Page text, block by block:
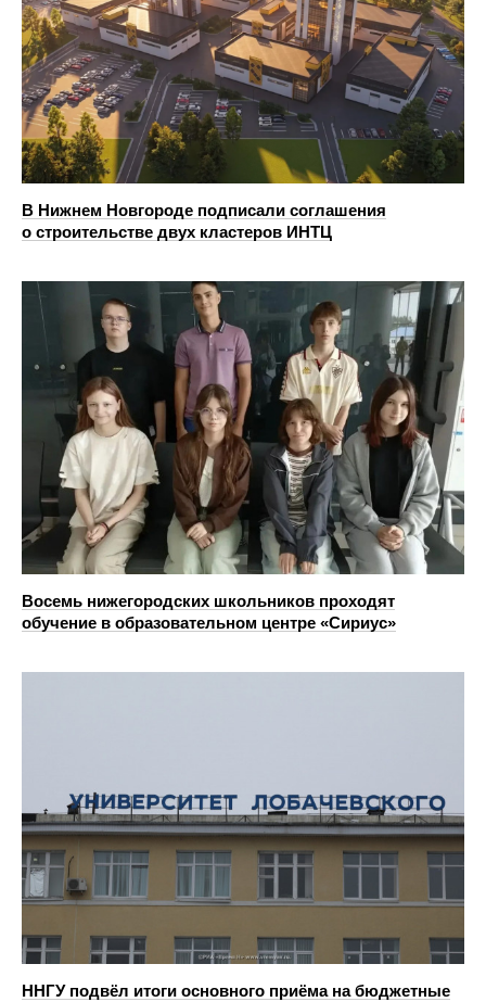
В Нижнем Новгороде подписали соглашения
о строительстве двух кластеров ИНТЦ
Восемь нижегородских школьников проходят
обучение в образовательном центре «Сириус»
ННГУ подвёл итоги основного приёма на бюджетные